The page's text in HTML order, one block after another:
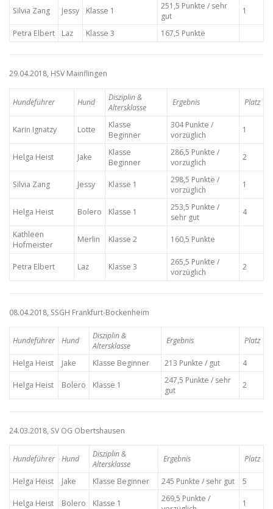
Silvia Zang Jessy Klasse 1
251,5 Punkte / sehr
gut
1
Petra Elbert Laz Klasse 3 167,5 Punkte
29.04.2018, HSV Mainflingen
Hundeführer Hund
Disziplin &
Altersklasse
Ergebnis Platz
Karin Ignatzy Lotte
Klasse
Beginner
304 Punkte /
vorzüglich
1
Helga Heist Jake
Klasse
Beginner
286,5 Punkte /
vorzüglich
2
Silvia Zang Jessy Klasse 1
298,5 Punkte /
vorzüglich
1
Helga Heist Bolero Klasse 1
253,5 Punkte /
sehr gut
4
Kathleen
Hofmeister
Merlin Klasse 2 160,5 Punkte
Petra Elbert Laz Klasse 3
265,5 Punkte /
vorzüglich
2
08.04.2018, SSGH Frankfurt-Bockenheim
Hundeführer Hund
Disziplin &
Altersklasse
Ergebnis Platz
Helga Heist Jake Klasse Beginner 213 Punkte / gut 4
Helga Heist Bolero Klasse 1
247,5 Punkte / sehr
gut
2
24.03.2018, SV OG Obertshausen
Hundeführer Hund
Disziplin &
Altersklasse
Ergebnis Platz
Helga Heist Jake Klasse Beginner 245 Punkte / sehr gut 5
Helga Heist Bolero Klasse 1
269,5 Punkte /
1